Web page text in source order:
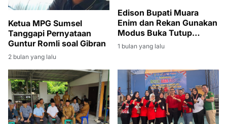
Ketua MPG Sumsel
Tanggapi Pernyataan
Guntur Romli soal Gibran
2 bulan yang lalu
Edison Bupati Muara
Enim dan Rekan Gunakan
Modus Buka Tutup
Rekening
1 bulan yang lalu